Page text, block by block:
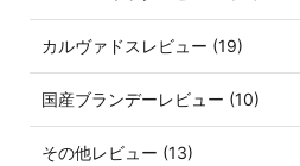
カルヴァドスレビュー (19)
国産ブランデーレビュー (10)
その他レビュー (13)